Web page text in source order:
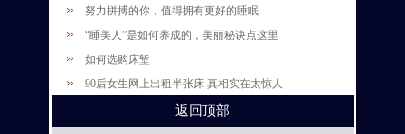
努力拼搏的你，值得拥有更好的睡眠
“睡美人”是如何养成的，美丽秘诀点这里
如何选购床堑
90后女生网上出租半张床 真相实在太惊人
返回顶部